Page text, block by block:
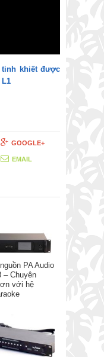
tinh khiết được
GOOGLE+
EMAIL
PA Audio
– Chuyên
với hệ